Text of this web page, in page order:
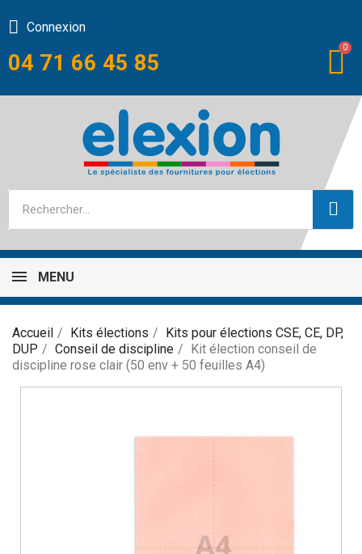
04 71 66 45 85
Connexion
MENU
Accueil Kits élections
Kits pour élections CSE, CE, DP,
DUP
Conseil de discipline
Kit élection conseil de
discipline rose clair (50 env + 50 feuilles A4)